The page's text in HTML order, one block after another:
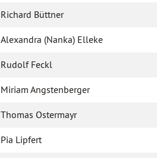
Richard Büttner
Alexandra (Nanka) Elleke
Rudolf Feckl
Miriam Angstenberger
Thomas Ostermayr
Pia Lipfert